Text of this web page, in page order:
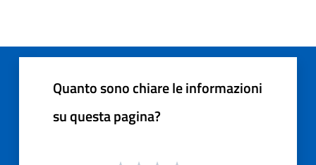
Quanto sono chiare le informazioni
su questa pagina?